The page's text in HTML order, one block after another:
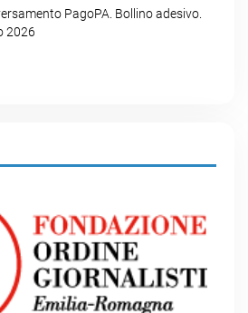
PagoPA. Bollino adesivo.
2026